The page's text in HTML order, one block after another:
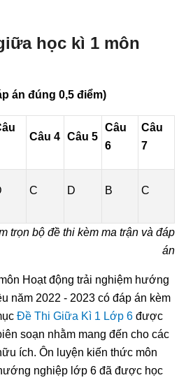
học kì 1 môn
án đúng 0,5 điểm)
Câu 4 Câu 5
Câu
6
Câu
7
C D B C
trọn bộ đề thi kèm ma trận và đáp
án
Hoạt động trải nghiệm hướng
năm 2022 - 2023 có đáp án kèm
Đề Thi Giữa Kì 1 Lớp 6 được
soạn nhằm mang đến cho các
ích. Ôn luyện kiến thức môn
nghiệp lớp 6 đã được học